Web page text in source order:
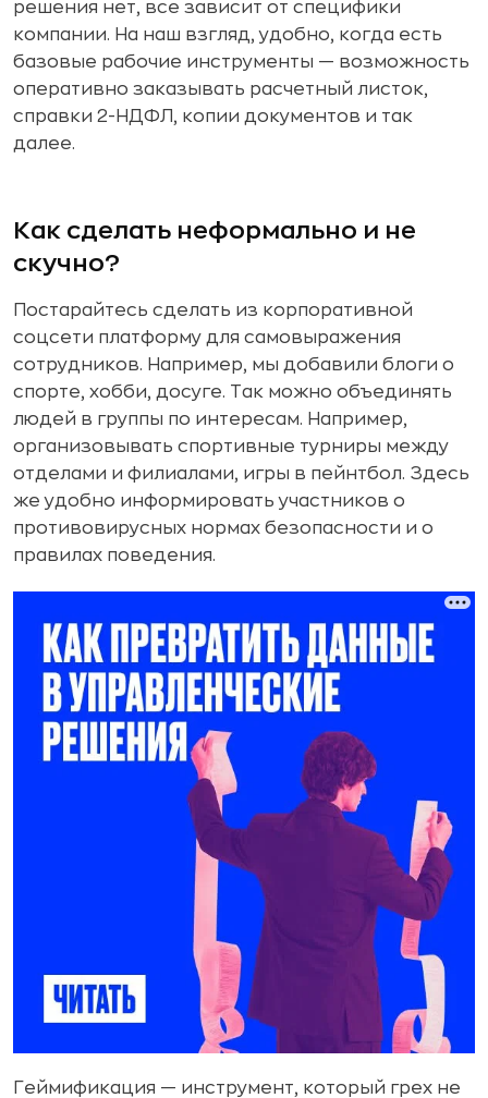
решения нет, все зависит от специфики
компании. На наш взгляд, удобно, когда есть
базовые рабочие инструменты — возможность
оперативно заказывать расчетный листок,
справки 2-НДФЛ, копии документов и так
далее.
Как сделать неформально и не
скучно?
Постарайтесь сделать из корпоративной
соцсети платформу для самовыражения
сотрудников. Например, мы добавили блоги о
спорте, хобби, досуге. Так можно объединять
людей в группы по интересам. Например,
организовывать спортивные турниры между
отделами и филиалами, игры в пейнтбол. Здесь
же удобно информировать участников о
противовирусных нормах безопасности и о
правилах поведения.
Геймификация — инструмент, который грех не